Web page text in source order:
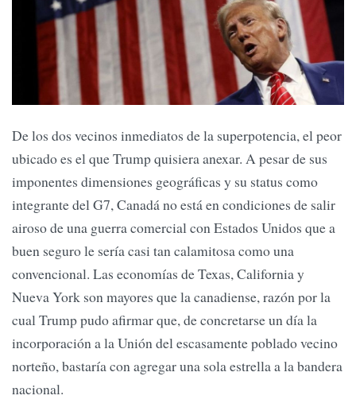
De los dos vecinos inmediatos de la superpotencia, el peor
ubicado es el que Trump quisiera anexar. A pesar de sus
imponentes dimensiones geográficas y su status como
integrante del G7, Canadá no está en condiciones de salir
airoso de una guerra comercial con Estados Unidos que a
buen seguro le sería casi tan calamitosa como una
convencional. Las economías de Texas, California y
Nueva York son mayores que la canadiense, razón por la
cual Trump pudo afirmar que, de concretarse un día la
incorporación a la Unión del escasamente poblado vecino
norteño, bastaría con agregar una sola estrella a la bandera
nacional.